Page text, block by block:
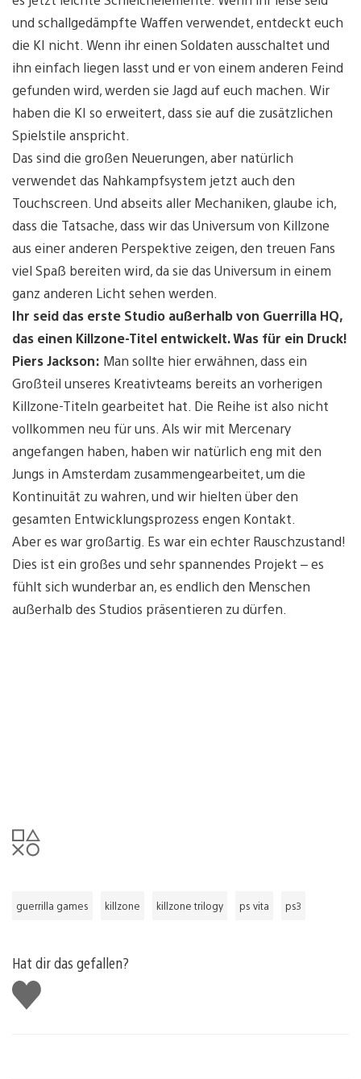
und schallgedämpfte Waffen verwendet, entdeckt euch
die KI nicht. Wenn ihr einen Soldaten ausschaltet und
ihn einfach liegen lasst und er von einem anderen Feind
gefunden wird, werden sie Jagd auf euch machen. Wir
haben die KI so erweitert, dass sie auf die zusätzlichen
Spielstile anspricht.
Das sind die großen Neuerungen, aber natürlich
verwendet das Nahkampfsystem jetzt auch den
Touchscreen. Und abseits aller Mechaniken, glaube ich,
dass die Tatsache, dass wir das Universum von Killzone
aus einer anderen Perspektive zeigen, den treuen Fans
viel Spaß bereiten wird, da sie das Universum in einem
ganz anderen Licht sehen werden.
Ihr seid das erste Studio außerhalb von Guerrilla HQ,
das einen Killzone-Titel entwickelt. Was für ein Druck!
Piers Jackson: Man sollte hier erwähnen, dass ein
Großteil unseres Kreativteams bereits an vorherigen
Killzone-Titeln gearbeitet hat. Die Reihe ist also nicht
vollkommen neu für uns. Als wir mit Mercenary
angefangen haben, haben wir natürlich eng mit den
Jungs in Amsterdam zusammengearbeitet, um die
Kontinuität zu wahren, und wir hielten über den
gesamten Entwicklungsprozess engen Kontakt.
Aber es war großartig. Es war ein echter Rauschzustand!
Dies ist ein großes und sehr spannendes Projekt – es
fühlt sich wunderbar an, es endlich den Menschen
außerhalb des Studios präsentieren zu dürfen.
guerrilla games killzone killzone trilogy ps vita ps3
Hat dir das gefallen?
Gefällt
mir